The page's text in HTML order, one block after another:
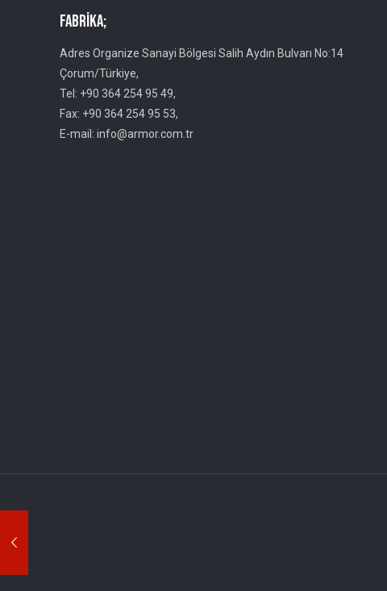
Fabrika;
Adres Organize Sanayi Bölgesi Salih Aydın Bulvarı No:14
Çorum/Türkiye,
Tel: +90 364 254 95 49,
Fax: +90 364 254 95 53,
E-mail: info@armor.com.tr